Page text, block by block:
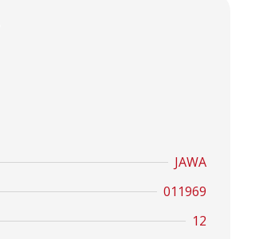
JAWA
011969
12